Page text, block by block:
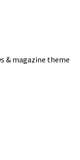
& magazine theme